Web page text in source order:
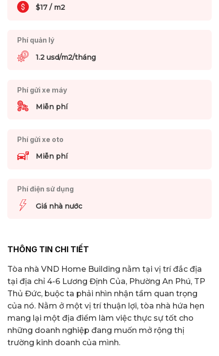
$17 / m2
Phí quản lý
1.2 usd/m2/tháng
Phí gửi xe máy
Miễn phí
Phí gửi xe oto
Miễn phí
Phí điện sử dụng
Giá nhà nước
THÔNG TIN CHI TIẾT
Tòa nhà VND Home Building nằm tại vị trí đắc địa
tại địa chỉ 4-6 Lương Định Của, Phường An Phú, TP
Thủ Đức, buộc ta phải nhìn nhận tầm quan trọng
của nó. Nằm ở một vị trí thuận lợi, tòa nhà hứa hẹn
mang lại một địa điểm làm việc thực sự tốt cho
những doanh nghiệp đang muốn mở rộng thị
trường kinh doanh của mình.